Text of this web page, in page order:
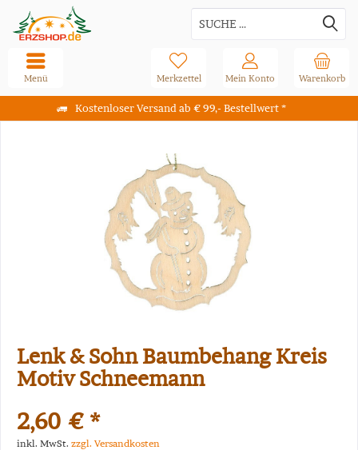
Kostenloser Versand ab € 99,- Bestellwert *
Warenkorb
Merkzettel Mein Konto
Menü
Lenk & Sohn Baumbehang Kreis
Motiv Schneemann
2,60 € *
inkl. MwSt. zzgl. Versandkosten